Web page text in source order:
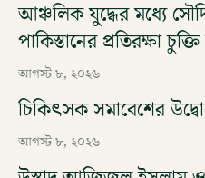
আঞ্চলিক যুদ্ধের মধ্যে
পাকিস্তানের প্রতিরক্ষা
আগস্ট ৮, ২০২৬
চিকিৎসক সমাবেশের
আগস্ট ৮, ২০২৬